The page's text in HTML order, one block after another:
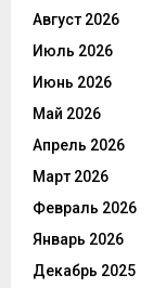
Август 2026
Июль 2026
Июнь 2026
Май 2026
Апрель 2026
Март 2026
Февраль 2026
Январь 2026
Декабрь 2025